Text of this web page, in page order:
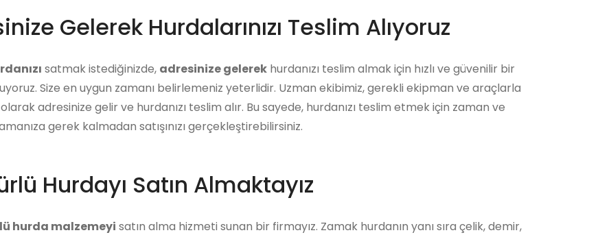
Gelerek Hurdalarınızı Teslim Alıyoruz
satmak istediğinizde, adresinize gelerek hurdanızı teslim almak için hızlı ve güvenilir bir
Size en uygun zamanı belirlemeniz yeterlidir. Uzman ekibimiz, gerekli ekipman ve araçlarla
adresinize gelir ve hurdanızı teslim alır. Bu sayede, hurdanızı teslim etmek için zaman ve
gerek kalmadan satışınızı gerçekleştirebilirsiniz.
Hurdayı Satın Almaktayız
hurda malzemeyi satın alma hizmeti sunan bir firmayız. Zamak hurdanın yanı sıra çelik, demir,